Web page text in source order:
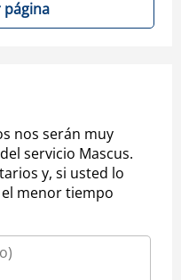
página
nos serán muy
servicio Mascus.
y, si usted lo
menor tiempo